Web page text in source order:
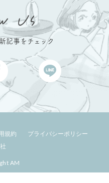
記事をチェック
規約
プライバシーポリシー
AM